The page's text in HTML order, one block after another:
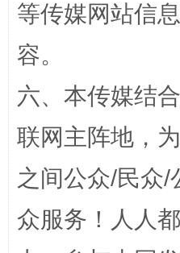
招工难、用工荒背
等传媒网站信
容。
六、本传媒结
联网主阵地，
之间公众/民众
众服务！人人